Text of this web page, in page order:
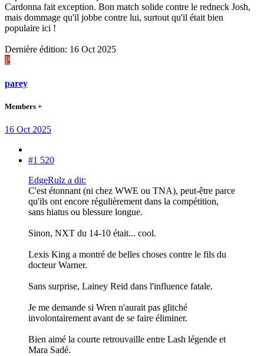
Cardonna fait exception. Bon match solide contre le redneck Josh,
mais dommage qu'il jobbe contre lui, surtout qu'il était bien
populaire ici !
Dernière édition: 16 Oct 2025
P
parey
Members +
16 Oct 2025
#1 520
EdgeRulz a dit:
C'est étonnant (ni chez WWE ou TNA), peut-être parce
qu'ils ont encore régulièrement dans la compétition,
sans hiatus ou blessure longue.
Sinon, NXT du 14-10 était... cool.
Lexis King a montré de belles choses contre le fils du
docteur Warner.
Sans surprise, Lainey Reid dans l'influence fatale.
Je me demande si Wren n'aurait pas glitché
involontairement avant de se faire éliminer.
Bien aimé la courte retrouvaille entre Lash légende et
Mara Sadé.